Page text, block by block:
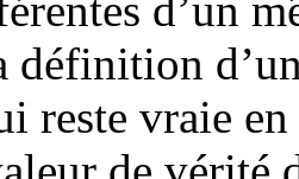
définition
reste vraie